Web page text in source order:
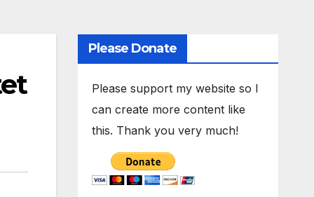
Please Donate
Please support my website so I
can create more content like
this. Thank you very much!